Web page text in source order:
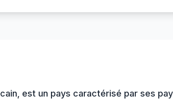
est un pays caractérisé par ses